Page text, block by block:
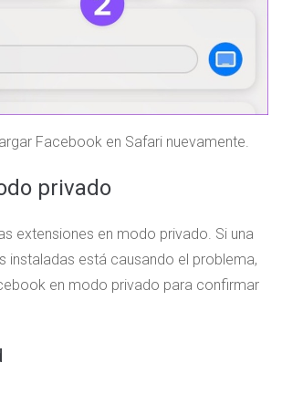
Facebook en Safari nuevamente.
privado
extensiones en modo privado. Si una
instaladas está causando el problema,
en modo privado para confirmar